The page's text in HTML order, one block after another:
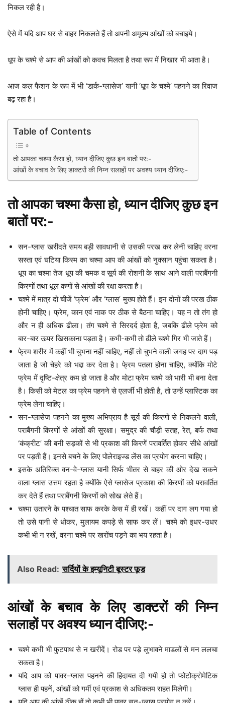
निकल रही है।
ऐसे में यदि आप घर से बाहर निकलते हैं तो अपनी अमूल्य आंखों को बचाइये।
धूप के चश्मे से आप की आंखों को कवच मिलता है तथा रूप में निखार भी आता है।
आज कल फैशन के रूप में भी ‘डार्क-ग्लासेज’ यानी ‘धूप के चश्मे’ पहनने का रिवाज
बढ़ रहा है।
Table of Contents
तो आपका चश्मा कैसा हो, ध्यान दीजिए कुछ इन बातों पर:-
आंखों के बचाव के लिए डाक्टरों की निम्न सलाहों पर अवश्य ध्यान दीजिए:-
तो आपका चश्मा कैसा हो, ध्यान दीजिए कुछ इन
बातों पर:-
सन-ग्लास खरीदते समय बड़ी सावधानी से उसकी परख कर लेनी चाहिए वरना
सस्ता एवं घटिया किस्म का चश्मा आप की आंखों को नुक्सान पहुंचा सकता है।
धूप का चश्मा तेज धूप की चमक व सूर्य की रोशनी के साथ आने वाली पराबैंगनी
किरणों तथा धूल कणों से आंखों की रक्षा करता है।
चश्मे में मात्र दो चीजें ‘फ्रेम’ और ‘ग्लास’ मुख्य होते हैं। इन दोनों की परख ठीक
होनी चाहिए। फ्रेम, कान एवं नाक पर ठीक से बैठना चाहिए। यह न तो तंग हो
और न ही अधिक ढीला। तंग चश्मे से सिरदर्द होता है, जबकि ढीले फ्रेम को
बार-बार ऊपर खिसकाना पड़ता है। कभी-कभी तो ढीले चश्मे गिर भी जाते हैं।
फे्रम शरीर में कहीं भी चुभना नहीं चाहिए, नहीं तो चुभने वाली जगह पर दाग पड़
जाता है जो चेहरे को भद्दा कर देता है। फे्रम पतला होना चाहिए, क्योंकि मोटे
फ्रेम में दृष्टि-क्षेत्र कम हो जाता है और मोटा फ्रेम चश्मे को भारी भी बना देता
है। किसी को मेटल का फ्रेम पहनने से एलर्जी भी होती है, तो उन्हें प्लास्टिक का
फ्रेम लेना चाहिए।
सन-ग्लासेज पहनने का मुख्य अभिप्राय है सूर्य की किरणों से निकलने वाली,
पराबैंगनी किरणों से आंखों की सुरक्षा। समुद्र की चौड़ी सतह, रेत, बर्फ तथा
‘कंक्रीट’ की बनी सड़कों से भी प्रकाश की किरणें परावर्तित होकर सीधे आंखों
पर पड़ती हैं। इनसे बचने के लिए पोलेराइज्ड लेंस का प्रयोग करना चाहिए।
इसके अतिरिक्त वन-वे-ग्लास यानी सिर्फ भीतर से बाहर की ओर देख सकने
वाला ग्लास उत्तम रहता है क्योंकि ऐसे ग्लासेज प्रकाश की किरणों को परावर्तित
कर देते हैं तथा पराबैंगनी किरणों को सोख लेते हैं।
चश्मा उतारने के पश्चात साफ करके केस में ही रखें। कहीं पर दाग लग गया हो
तो उसे पानी से धोकर, मुलायम कपड़े से साफ कर लें। चश्मे को इधर-उधर
कभी भी न रखें, वरना चश्मे पर खरोंच पड़ने का भय रहता है।
Also Read: सर्दियों के इम्यूनिटी बूस्टर फूड
आंखों के बचाव के लिए डाक्टरों की निम्न
सलाहों पर अवश्य ध्यान दीजिए:-
चश्मे कभी भी फुटपाथ से न खरीदें। रोड पर पड़े लुभावने माडलों से मन ललचा
सकता है।
यदि आप को पावर-ग्लास पहनने की हिदायत दी गयी हो तो फोटोक्रोमेटिक
ग्लास ही पहनें, आंखों को गर्मी एवं प्रकाश से अधिकतम राहत मिलेगी।